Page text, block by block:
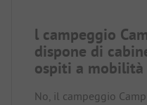
l campeggio
dispone di
ospiti a
No, il campeggio